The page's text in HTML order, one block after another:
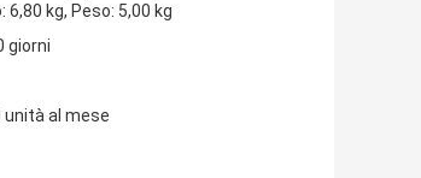
6,80 kg, Peso: 5,00 kg
giorni
unità al mese